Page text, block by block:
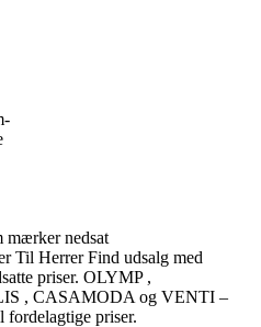
mærker nedsat
Til Herrer Find udsalg med
priser. OLYMP ,
, CASAMODA og VENTI –
fordelagtige priser.